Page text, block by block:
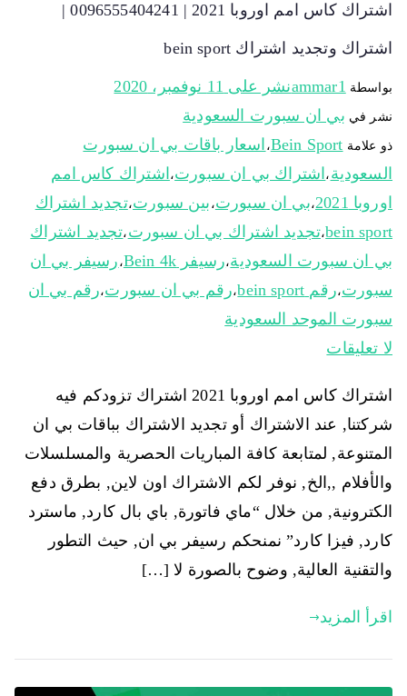
اشتراك كاس امم اوروبا 2021 | 0096555404241 |
اشتراك وتجديد اشتراك bein sport
بواسطة ammar1نشر على 11 نوفمبر، 2020
نشر في بي ان سبورت السعودية
ذو علامة Bein Sport، اسعار باقات بي ان سبورت
السعودية ، اشتراك بي ان سبورت، اشتراك كاس امم
اوروبا 2021
،بي ان سبورت، بين سبورت،تجديد اشتراك
bein sport،تجديد اشتراك بي ان سبورت ،تجديد اشتراك
بي ان سبورت السعودية،رسيفر Bein 4k ، رسيفر بي ان
سبورت،رقم bein sport ،رقم بي ان سبورت،رقم بي ان
سبورت الموحد السعودية
لا تعليقات
اشتراك كاس امم اوروبا 2021 اشتراك تزودكم فيه
شركتنا, عند الاشتراك أو تجديد الاشتراك بباقات بي ان
المتنوعة, لمتابعة كافة المباريات الحصرية والمسلسلات
والأفلام ,,الخ, نوفر لكم الاشتراك اون لاين, بطرق دفع
الكترونية, من خلال “ماي فاتورة, باي بال كارد, ماسترد
كارد, فيزا كارد” نمنحكم رسيفر بي ان, حيث التطور
والتقنية العالية, وضوح بالصورة لا […]
اقرأ المزيد